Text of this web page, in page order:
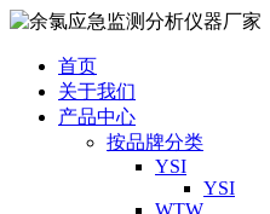
首页
关于我们
产品中心
按品牌分类
YSI
YSI
WTW